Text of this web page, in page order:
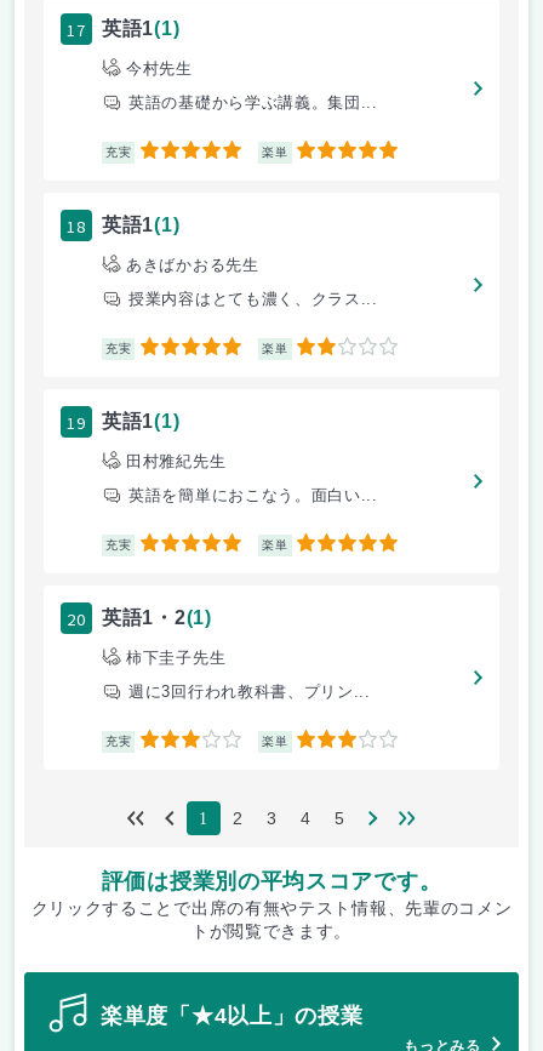
17 英語1(1)
今村先生
英語の基礎から学ぶ講義。集団...
充実 5 楽単 5
18 英語1(1)
あきばかおる先生
授業内容はとても濃く、クラス...
充実 5 楽単 2
19 英語1(1)
田村雅紀先生
英語を簡単におこなう。面白い...
充実 5 楽単 5
20 英語1・2(1)
柿下圭子先生
週に3回行われ教科書、プリン...
充実 3 楽単 3
1 2 3 4 5
評価は授業別の平均スコアです。
クリックすることで出席の有無やテスト情報、先輩のコメン
トが閲覧できます。
楽単度「★4以上」の授業
もっとみる